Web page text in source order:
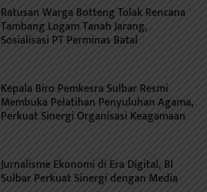
Ratusan Warga Botteng Tolak Rencana
Tambang Logam Tanah Jarang,
Sosialisasi PT Perminas Batal
Kepala Biro Pemkesra Sulbar Resmi
Membuka Pelatihan Penyuluhan Agama,
Perkuat Sinergi Organisasi Keagamaan
Jurnalisme Ekonomi di Era Digital, BI
Sulbar Perkuat Sinergi dengan Media